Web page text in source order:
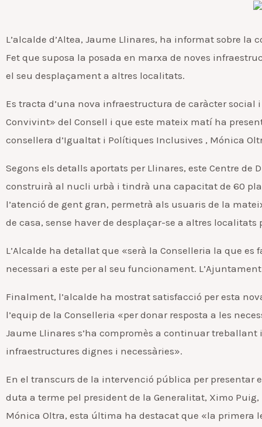
L’alcalde d’Altea, Jaume Llinares, ha informat sobre la
Fet que suposa la posada en marxa de noves
el seu desplaçament a altres localitats.
Es tracta d’una nova infraestructura de caràcter
Convivint» del Consell i que este mateix matí ha
consellera d’Igualtat i Polítiques Inclusives , Mónica
Segons els detalls aportats per Llinares, este Centre
construirà al nucli urbà i tindrà una capacitat de 60
l’atenció de gent gran, permetrà als usuaris de la
de casa, sense haver de desplaçar-se a altres localitats
L’Alcalde ha detallat que «serà la Conselleria la que
necessari a este per al seu funcionament.
Finalment, l’alcalde ha mostrat satisfacció per esta
l’equip de la Conselleria «per donar resposta a les
Jaume Llinares s’ha compromès a continuar
infraestructures dignes i necessàries».
En el transcurs de la intervenció pública per presentar
duta a terme pel president de la Generalitat, Ximo
Mónica Oltra, esta última ha destacat que «la primera